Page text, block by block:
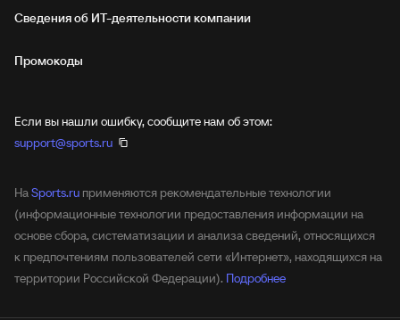
Сведения об ИТ‑деятельности компании
Промокоды
Если вы нашли ошибку, сообщите нам об этом:
support@sports.ru
НаSports.ru применяются рекомендательные технологии
(информационные технологии предоставления информации на
основе сбора, систематизации и анализа сведений, относящихся
к предпочтениям пользователей сети «Интернет», находящихся на
территории Российской Федерации). Подробнее